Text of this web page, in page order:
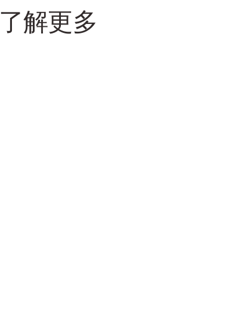
了解更多